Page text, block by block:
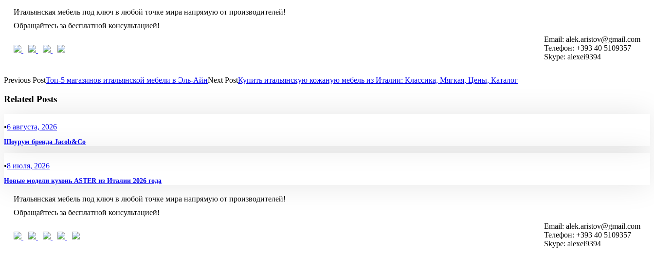
Итальянская мебель под ключ в любой точке мира напрямую от производителей!
Обращайтесь за бесплатной консультацией!
Email: alek.aristov@gmail.com
Телефон: +393 40 5109357
Skype: alexei9394
Previous PostТоп-5 магазинов итальянской мебели в Эль-АйнNext PostКупить итальянскую кожаную мебель из Италии: Классика, Мягкая, Цены, Каталог
Related Posts
•6 августа, 2026
Шоурум бренда Jacob&Co
•8 июля, 2026
Новые модели кухонь ASTER из Италии 2026 года
Итальянская мебель под ключ в любой точке мира напрямую от производителей!
Обращайтесь за бесплатной консультацией!
Email: alek.aristov@gmail.com
Телефон: +393 40 5109357
Skype: alexei9394